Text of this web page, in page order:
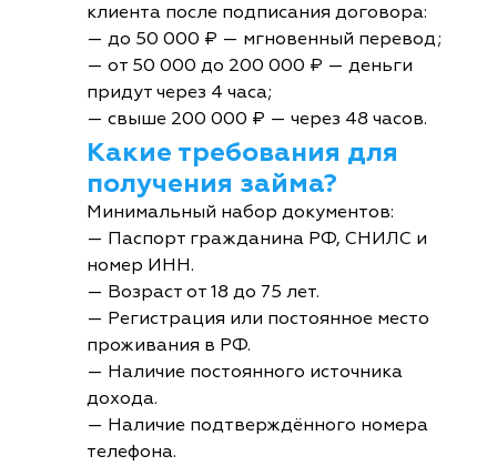
клиента после подписания договора:
— до 50 000 ₽ — мгновенный перевод;
— от 50 000 до 200 000 ₽ — деньги
придут через 4 часа;
— свыше 200 000 ₽ — через 48 часов.
Какие требования для
получения займа?
Минимальный набор документов:
— Паспорт гражданина РФ, СНИЛС и
номер ИНН.
— Возраст от 18 до 75 лет.
— Регистрация или постоянное место
проживания в РФ.
— Наличие постоянного источника
дохода.
— Наличие подтверждённого номера
телефона.